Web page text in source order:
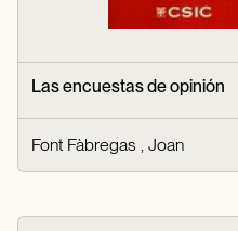
Las encuestas de opinión
Font Fàbregas , Joan